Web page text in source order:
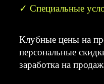
✓ Специальные
Клубные цены на
персональные
заработка на